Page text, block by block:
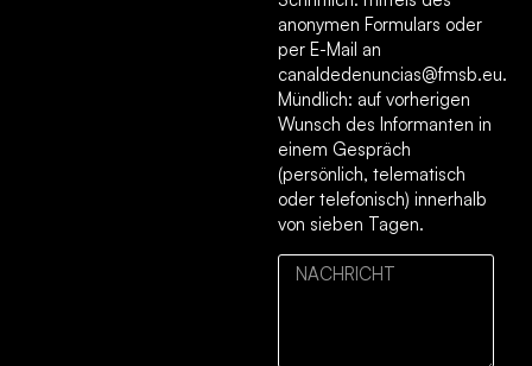
anonymen Formulars oder
per E-Mail an
canaldedenuncias@fmsb.eu.
Mündlich: auf vorherigen
Wunsch des Informanten in
einem Gespräch
(persönlich, telematisch
oder telefonisch) innerhalb
von sieben Tagen.